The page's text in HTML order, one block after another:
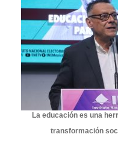
La educación es una
transformación